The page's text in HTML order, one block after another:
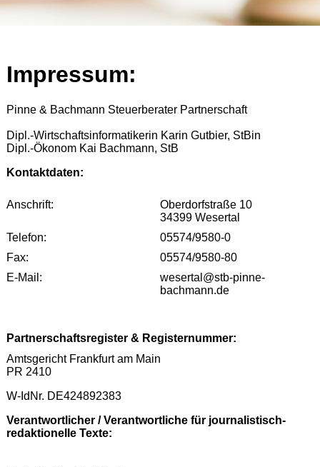
Impressum:
Pinne & Bachmann Steuerberater Partnerschaft
Dipl.-Wirtschaftsinformatikerin Karin Gutbier, StBin
Dipl.-Ökonom Kai Bachmann, StB
Kontaktdaten:
Anschrift:
Oberdorfstraße 10
34399 Wesertal
Telefon:
05574/9580-0
Fax:
05574/9580-80
E-Mail:
wesertal@stb-pinne-
bachmann.de
Partnerschaftsregister & Registernummer:
Amtsgericht Frankfurt am Main
PR 2410
W-IdNr. DE424892383
Verantwortlicher / Verantwortliche für journalistisch-
redaktionelle Texte: